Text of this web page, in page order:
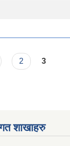
2 3
शाखाहरु